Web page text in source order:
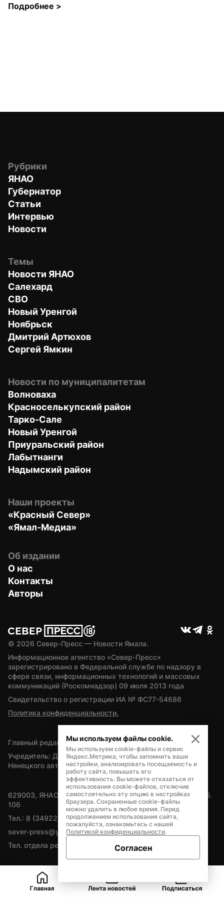
Подробнее >
Рубрики
ЯНАО
Губернатор
Статьи
Интервью
Новости
Темы
Новости ЯНАО
Салехард
СВО
Новый Уренгой
Ноябрьск
Дмитрий Артюхов
Сергей Ямкин
Новости по муниципалитетам
Волноваха
Красноселькупский район
Тарко-Сале
Новый Уренгой
Приуральский район
Лабытнанги
Надымский район
Наши проекты
«Красный Север»
«Ямал-Медиа»
Об издании
О нас
Контакты
Авторы
© 2026 Север-Пресс — Новости Ямала.
Информационное агентство «Север-Пресс»
зарегистрировано в Федеральной службе по надзору в
сфере связи, информационных технологий и массовых
коммуникаций (Роскомнадзор) 09 июля 2013 года
Свидетельство о регистрации ИА № ФС77-54686
Политика конфиденциальности.
Главный редактор — А.Л. Поздеев
Учредитель: Департамент внутренней политики Ямало-
Ненецкого автономного округа
629003, ЯНАО, Салехард, мкр. Богдана Кнунянца, д.1, каб.
106
Тел.: 8 (34922) 71262
sever-press@yamal-media.ru
Тел. отдела рекламы: 8 (34922) 42728
Мы используем файлы cookie.
Мы используем cookie-файлы и сервис
Яндекс.Метрика, чтобы запомнить ваши
настройки, анализировать посещаемость и
работу сайта, повышать его
эффективность. Вы можете отказаться от
использования cookie-файлов, отключив
самостоятельно эту опцию в настройках
браузера. Сохраненные cookie-файлы
можно удалить в любое время. Перед
продолжением использования сайта,
пожалуйста, ознакомьтесь с нашей
Политикой конфиденциальности.
Согласен